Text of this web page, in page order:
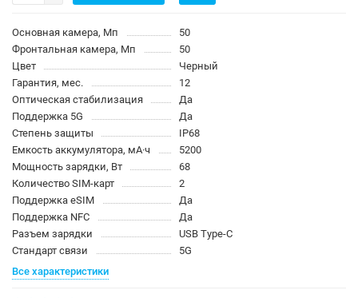
Основная камера, Мп
50
Фронтальная камера, Мп
50
Цвет
Черный
Гарантия, мес.
12
Оптическая стабилизация
Да
Поддержка 5G
Да
Степень защиты
IP68
Емкость аккумулятора, мА·ч
5200
Мощность зарядки, Вт
68
Количество SIM-карт
2
Поддержка eSIM
Да
Поддержка NFC
Да
Разъем зарядки
USB Type-C
Стандарт связи
5G
Все характеристики